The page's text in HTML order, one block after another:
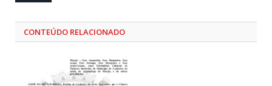
CONTEÚDO RELACIONADO